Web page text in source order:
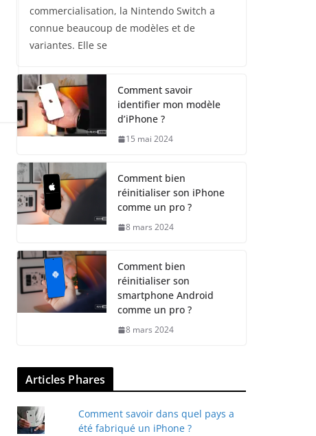
commercialisation, la Nintendo Switch a
connue beaucoup de modèles et de
variantes. Elle se
Comment savoir
identifier mon modèle
d’iPhone ?
15 mai 2024
Comment bien
réinitialiser son iPhone
comme un pro ?
8 mars 2024
Comment bien
réinitialiser son
smartphone Android
comme un pro ?
8 mars 2024
Articles Phares
Comment savoir dans quel pays a
été fabriqué un iPhone ?